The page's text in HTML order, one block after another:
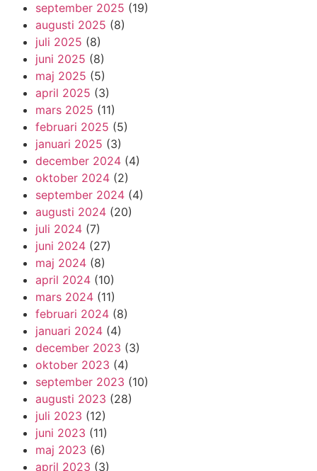
september 2025 (19)
augusti 2025 (8)
juli 2025 (8)
juni 2025 (8)
maj 2025 (5)
april 2025 (3)
mars 2025 (11)
februari 2025 (5)
januari 2025 (3)
december 2024 (4)
oktober 2024 (2)
september 2024 (4)
augusti 2024 (20)
juli 2024 (7)
juni 2024 (27)
maj 2024 (8)
april 2024 (10)
mars 2024 (11)
februari 2024 (8)
januari 2024 (4)
december 2023 (3)
oktober 2023 (4)
september 2023 (10)
augusti 2023 (28)
juli 2023 (12)
juni 2023 (11)
maj 2023 (6)
april 2023 (3)